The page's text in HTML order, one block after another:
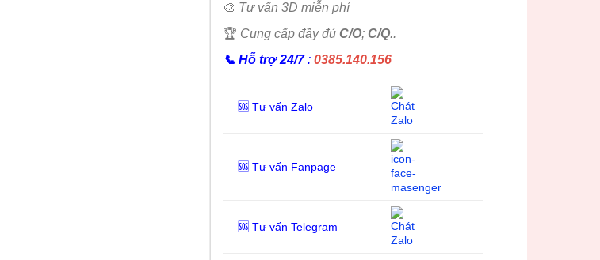
🎨 Tư vấn 3D miễn phí
🏆 Cung cấp đầy đủ C/O; C/Q..
📞 Hỗ trợ 24/7: 0385.140.156
🆘 Tư vấn Zalo
🆘 Tư vấn Fanpage
🆘 Tư vấn Telegram